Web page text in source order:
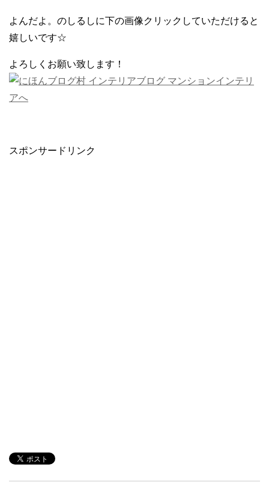
よんだよ。のしるしに下の画像クリックしていただけると
嬉しいです☆
よろしくお願い致します！
スポンサードリンク